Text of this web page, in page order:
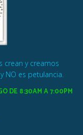
crean y creamos
NO es petulancia.
DE 8:30AM A 7:00PM